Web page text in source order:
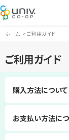
ホーム > ご利用ガイド
ご利用ガイド
購入方法について
お支払い方法に